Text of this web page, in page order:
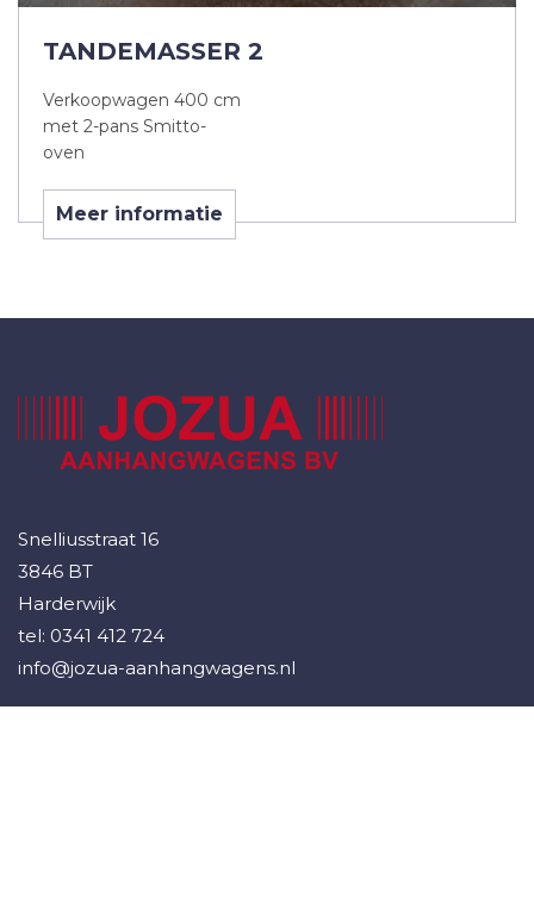
TANDEMASSER 2
Verkoopwagen 400 cm
met 2-pans Smitto-
oven
Meer informatie
Snelliusstraat 16
3846 BT
Harderwijk
tel: 0341 412 724
info@jozua-aanhangwagens.nl